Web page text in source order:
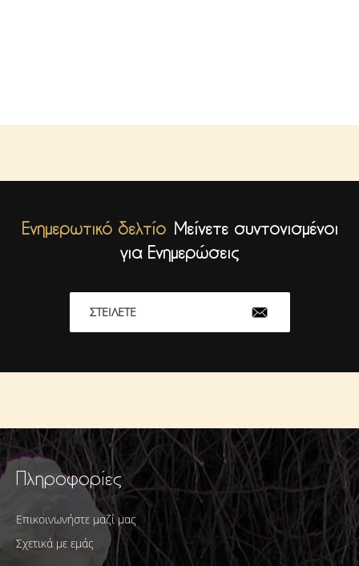
Ενημερωτικό δελτίο Μείνετε συντονισμένοι
για Ενημερώσεις
ΣΤΕΊΛΕΤΕ
Πληροφορίες
Επικοινωνήστε μαζί μας
Σχετικά με εμάς